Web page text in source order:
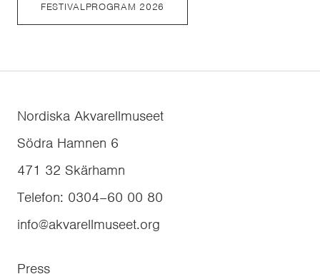
FESTIVALPROGRAM 2026
Nordiska Akvarellmuseet
Södra Hamnen 6
471 32 Skärhamn
Telefon: 0304–60 00 80
info@akvarellmuseet.org
Press